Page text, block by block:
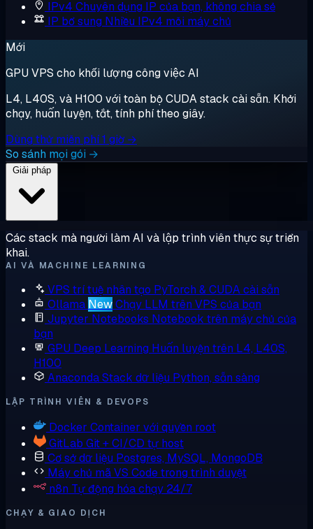
IPv4 Chuyên dụng IP của bạn, không chia sẻ
IP bổ sung Nhiều IPv4 mỗi máy chủ
Mới
GPU VPS cho khối lượng công việc AI
L4, L40S, và H100 với toàn bộ CUDA stack cài sẵn. Khởi
chạy, huấn luyện, tắt, tính phí theo giây.
Dùng thử miễn phí 1 giờ →
So sánh mọi gói →
Các stack mà người làm AI và lập trình viên thực sự triển
khai.
AI VÀ MACHINE LEARNING
VPS trí tuệ nhân tạo PyTorch & CUDA cài sẵn
Ollama NewChạy LLM trên VPS của bạn
Jupyter Notebooks Notebook trên máy chủ của
bạn
GPU Deep Learning Huấn luyện trên L4, L40S,
H100
AnacondaStack dữ liệu Python, sẵn sàng
LẬP TRÌNH VIÊN & DEVOPS
Docker Container với quyền root
GitLab Git + CI/CD tự host
Cơ sở dữ liệu Postgres, MySQL, MongoDB
Máy chủ mãVS Code trong trình duyệt
n8n Tự động hóa chạy 24/7
CHẠY & GIAO DỊCH